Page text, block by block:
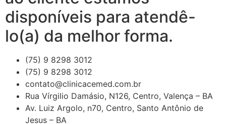
disponíveis para atendê-
lo(a) da melhor forma.
(75) 9 8298 3012
(75) 9 8298 3012
contato@clinicacemed.com.br
Rua Vírgilio Damásio, N126, Centro, Valença – BA
Av. Luiz Argolo, n70, Centro, Santo Antônio de
Jesus – BA